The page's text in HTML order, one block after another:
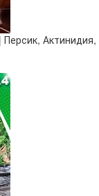
Актинидия,